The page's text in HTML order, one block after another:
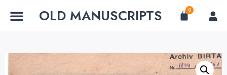
OLD MANUSCRIPTS 0